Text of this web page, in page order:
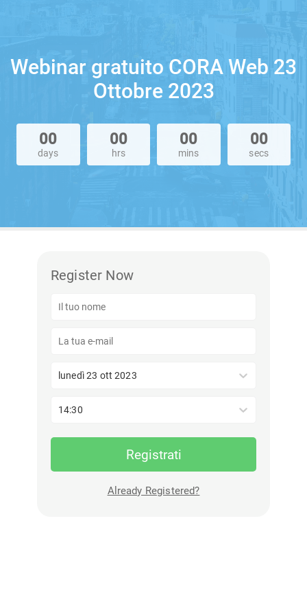
Webinar gratuito CORA Web 23
Ottobre 2023
00
days
00
hrs
00
mins
00
secs
Register Now
lunedì 23 ott 2023
14:30
Registrati
Already Registered?